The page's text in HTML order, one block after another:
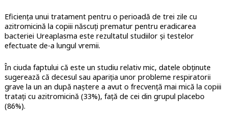
Eficiența unui tratament pentru o perioadă de trei zile cu
azitromicină la copiii născuți prematur pentru eradicarea
bacteriei Ureaplasma este rezultatul studiilor și testelor
efectuate de-a lungul vremii.
În ciuda faptului că este un studiu relativ mic, datele obținute
sugerează că decesul sau apariția unor probleme respiratorii
grave la un an după naștere a avut o frecvență mai mică la copiii
tratați cu azitromicină (33%), față de cei din grupul placebo
(86%).